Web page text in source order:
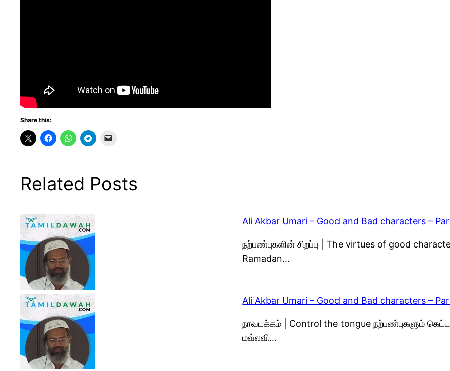
Share this:
Related Posts
Ali Akbar Umari – Good and Bad characters –
நற்பண்புகளின் சிறப்பு | The virtues of good
Ramadan…
Ali Akbar Umari – Good and Bad characters –
நாவடக்கம் | Control the tongue நற்பண்புகளும்
மவ்லவி…